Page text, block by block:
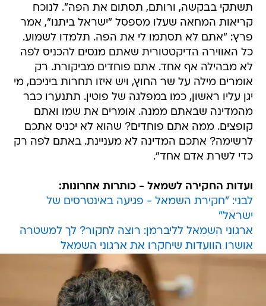
פרץ: "אתם לא תסתמו לי את הפה. תלמדו לשמוע.
כל האווירה הדיקטטורית שאתם מנסים להכניס לפה
לא מבהילה אף אחד. אתם פוחדים מביקורת. רק
אומרים מילה על שר החוץ, ויש איזו תחרות ביניכם, מי
יגן עליו ראשון, כמו במפלגה של פוטין. תתנערו כבר
מהמדינה שבאתם ממנה. אומרים את שמו ואתם
קופצים. ממה אתם פוחדים? שהוא לא יכניס אתכם
לרשימה? אתכם המדינה לא מעניינת. באתם לפה רק
כדי לשרת אדם אחד".
ועדות החקירה לשמאל - כותרות אחרונות:
ישראל"
ארגוני השמאל לליברמן: רוצה לחקור? לך למשטרה
אושרו הוועדות שיחקרו את ארגוני השמאל